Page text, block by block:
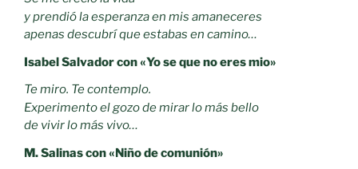
y prendió la esperanza en mis amaneceres
apenas descubrí que estabas en camino…
Isabel Salvador con «Yo se que no eres mio»
Te miro. Te contemplo.
Experimento el gozo de mirar lo más bello
de vivir lo más vivo…
M. Salinas con «Niño de comunión»